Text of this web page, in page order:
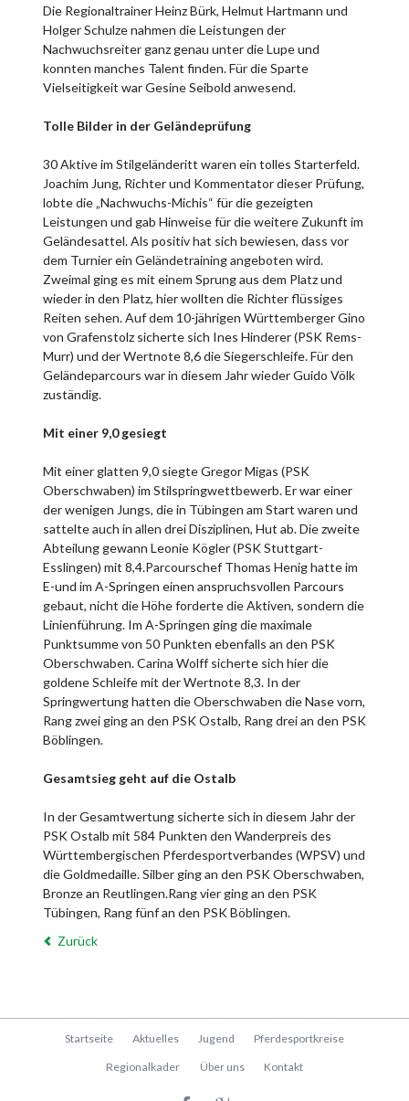
Die Regionaltrainer Heinz Bürk, Helmut Hartmann und
Holger Schulze nahmen die Leistungen der
Nachwuchsreiter ganz genau unter die Lupe und
konnten manches Talent finden. Für die Sparte
Vielseitigkeit war Gesine Seibold anwesend.
Tolle Bilder in der Geländeprüfung
30 Aktive im Stilgeländeritt waren ein tolles Starterfeld.
Joachim Jung, Richter und Kommentator dieser Prüfung,
lobte die „Nachwuchs-Michis“ für die gezeigten
Leistungen und gab Hinweise für die weitere Zukunft im
Geländesattel. Als positiv hat sich bewiesen, dass vor
dem Turnier ein Geländetraining angeboten wird.
Zweimal ging es mit einem Sprung aus dem Platz und
wieder in den Platz, hier wollten die Richter flüssiges
Reiten sehen. Auf dem 10-jährigen Württemberger Gino
von Grafenstolz sicherte sich Ines Hinderer (PSK Rems-
Murr) und der Wertnote 8,6 die Siegerschleife. Für den
Geländeparcours war in diesem Jahr wieder Guido Völk
zuständig.
Mit einer 9,0 gesiegt
Mit einer glatten 9,0 siegte Gregor Migas (PSK
Oberschwaben) im Stilspringwettbewerb. Er war einer
der wenigen Jungs, die in Tübingen am Start waren und
sattelte auch in allen drei Disziplinen, Hut ab. Die zweite
Abteilung gewann Leonie Kögler (PSK Stuttgart-
Esslingen) mit 8,4.Parcourschef Thomas Henig hatte im
E-und im A-Springen einen anspruchsvollen Parcours
gebaut, nicht die Höhe forderte die Aktiven, sondern die
Linienführung. Im A-Springen ging die maximale
Punktsumme von 50 Punkten ebenfalls an den PSK
Oberschwaben. Carina Wolff sicherte sich hier die
goldene Schleife mit der Wertnote 8,3. In der
Springwertung hatten die Oberschwaben die Nase vorn,
Rang zwei ging an den PSK Ostalb, Rang drei an den PSK
Böblingen.
Gesamtsieg geht auf die Ostalb
In der Gesamtwertung sicherte sich in diesem Jahr der
PSK Ostalb mit 584 Punkten den Wanderpreis des
Württembergischen Pferdesportverbandes (WPSV) und
die Goldmedaille. Silber ging an den PSK Oberschwaben,
Bronze an Reutlingen.Rang vier ging an den PSK
Tübingen, Rang fünf an den PSK Böblingen.
Zurück
Navigation
Startseite Aktuelles Jugend Pferdesportkreise
Regionalkader Über uns Kontakt